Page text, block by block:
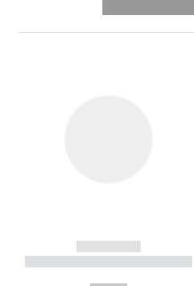
------------
----------- ----------- --------